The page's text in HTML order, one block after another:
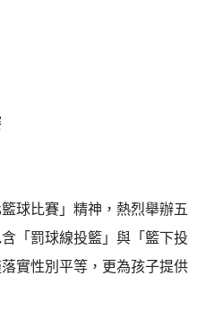
球比賽」精神，熱烈舉辦五
「罰球線投籃」與「籃下投
實性別平等，更為孩子提供